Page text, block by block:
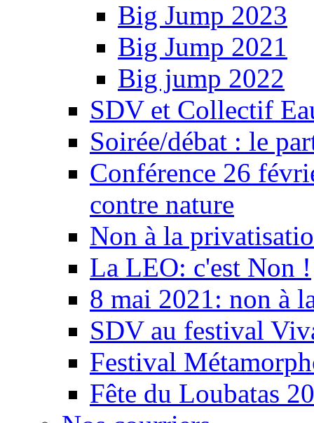
Big Jump 2023
Big Jump 2021
Big jump 2022
SDV et Collectif
Soirée/débat : le
Conférence 26
contre nature
Non à la
La LEO: c'est Non !
8 mai 2021: non à
SDV au festival
Festival
Fête du Loubatas